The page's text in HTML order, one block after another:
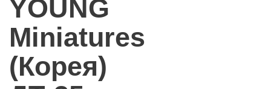
YOUNG
Miniatures
(Корея)